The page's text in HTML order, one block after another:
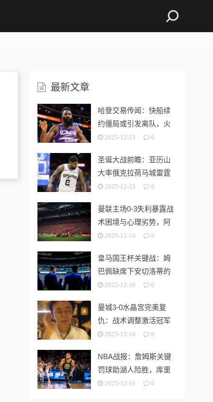
最新文章
哈登交易传闻：快船续
约僵局或引发离队，火
箭情感回归、
2025-12-23 0
圣诞大战前瞻：亚历山
大率俄克拉荷马城雷霆
挑战圣安东尼
2025-12-23 0
曼联主场0-3失利暴露战
术困境与心理劣势，阿
莫林战术
2025-12-16 0
皇马国王杯关键战：姆
巴佩缺席下安切洛蒂的
战术调整解析
2025-12-16 0
曼城3-0水晶宫完美复
仇：战术调整激活冠军
气质，卫冕
2025-12-16 0
NBA战报：詹姆斯关键
罚球助湖人险胜，库里
空砍48分
2025-12-16 0